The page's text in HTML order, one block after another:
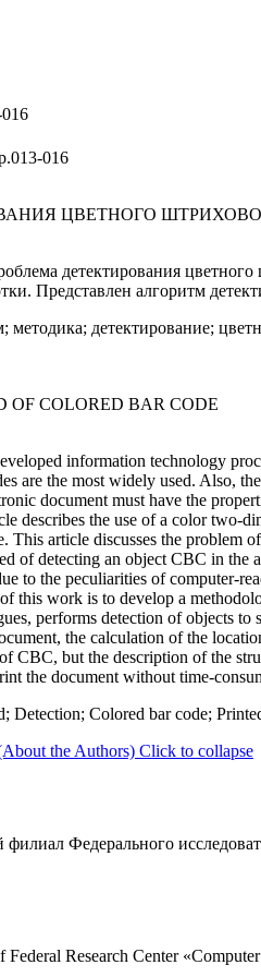
016
ЦВЕТНОГО
детектирования
Представлен алгоритм
методика; детектирование;
OF COLORED BAR CODE
information technology
are the most widely used. Also,
document must have the
describes the use of a color two-
This article discusses the problem
of detecting an object CBC in
to the peculiarities of computer-
this work is to develop a
performs detection of objects
the calculation of the
CBC, but the description of the
the document without time-
Detection; Colored bar code;
the Authors) Click to collapse
филиал Федерального
Research Center